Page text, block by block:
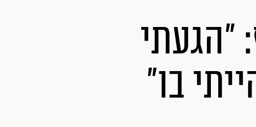
"הגעתי
בו"